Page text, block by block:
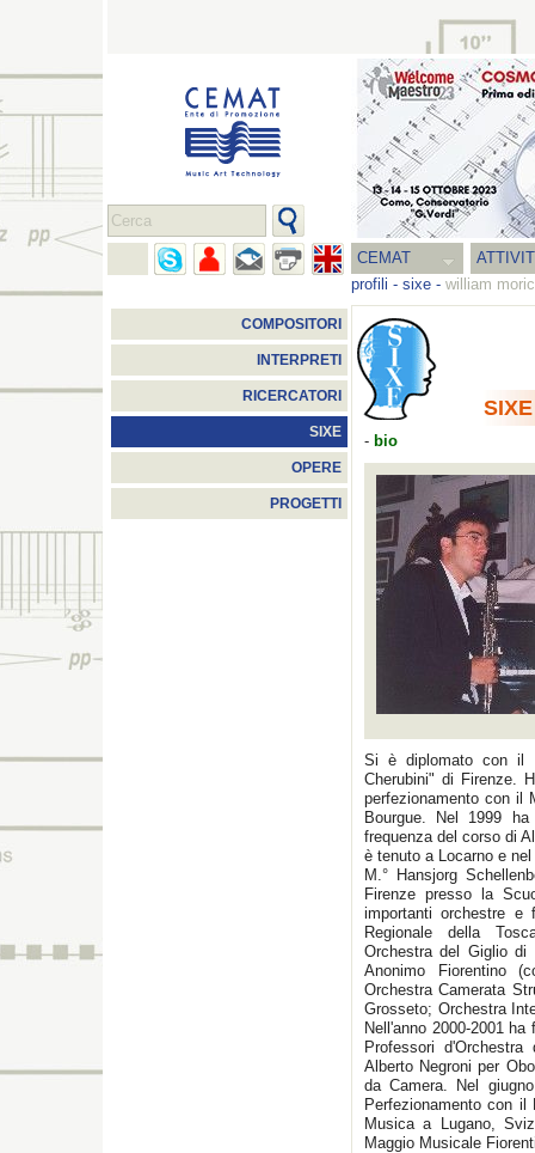
CEMAT
profili - sixe - william
COMPOSITORI
INTERPRETI
RICERCATORI
SIXE
OPERE
PROGETTI
SIXE
- bio
Si è diplomato con il
Cherubini" di Firenze.
perfezionamento con il
Bourgue. Nel 1999
frequenza del corso di
è tenuto a Locarno e
M.° Hansjorg
Firenze presso la
importanti orchestre e
Regionale della
Orchestra del Giglio di
Anonimo Fiorentino
Orchestra Camerata
Grosseto; Orchestra
Nell'anno 2000-2001
Professori
Alberto Negroni per
da Camera. Nel
Perfezionamento con il
Musica a Lugano,
Maggio Musicale